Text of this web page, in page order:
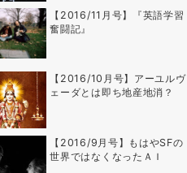
【2016/11月号】『英語学習
奮闘記』
【2016/10月号】アーユルヴ
ェーダとは即ち地産地消？
【2016/9月号】もはやSFの
世界ではなくなったＡＩ